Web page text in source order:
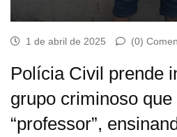
1 de abril de 2025 (0)
Polícia Civil prende
grupo criminoso
“professor”,